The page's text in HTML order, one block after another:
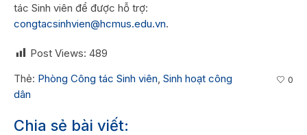
tác Sinh viên để được hỗ trợ:
congtacsinhvien@hcmus.edu.vn.
Post Views: 489
Thẻ: Phòng Công tác Sinh viên, Sinh hoạt công
dân
0
Chia sẻ bài viết: